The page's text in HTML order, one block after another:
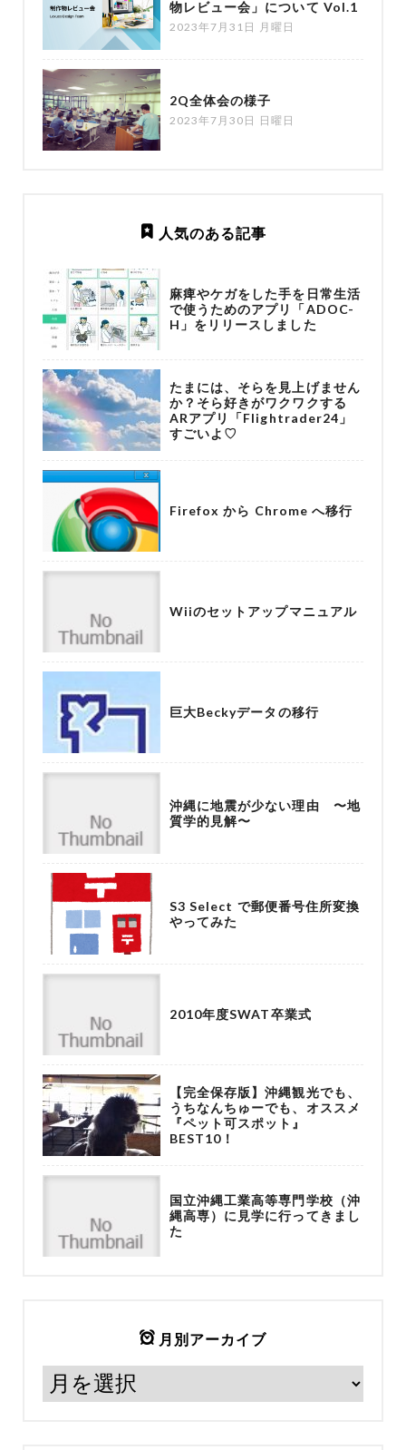
物レビュー会」について Vol.1
2023年7月31日 月曜日
2Q全体会の様子
2023年7月30日 日曜日
人気のある記事
麻痺やケガをした手を日常生活
で使うためのアプリ「ADOC-
H」をリリースしました
たまには、そらを見上げません
か？そら好きがワクワクする
ARアプリ「Flightrader24」
すごいよ♡
Firefox から Chrome へ移行
Wiiのセットアップマニュアル
巨大Beckyデータの移行
沖縄に地震が少ない理由 〜地
質学的見解〜
S3 Select で郵便番号住所変換
やってみた
2010年度SWAT卒業式
【完全保存版】沖縄観光でも、
うちなんちゅーでも、オススメ
『ペット可スポット』
BEST10！
国立沖縄工業高等専門学校（沖
縄高専）に見学に行ってきまし
た
月別アーカイブ